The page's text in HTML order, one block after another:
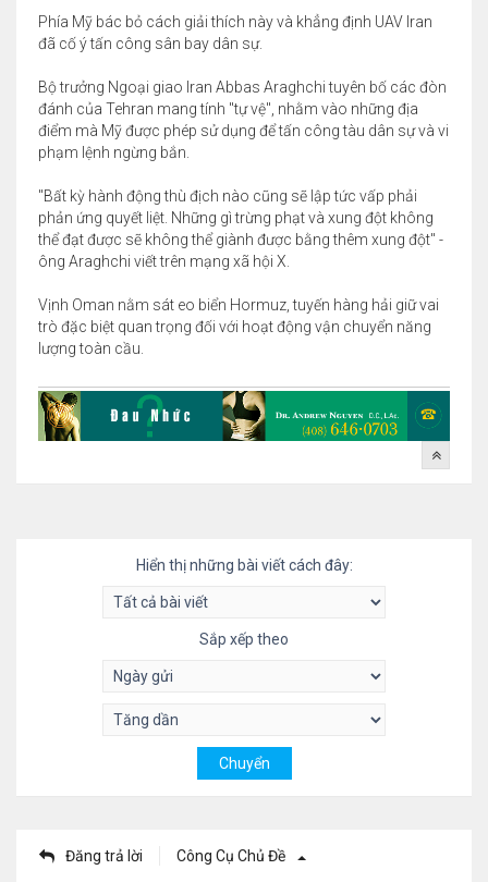
Phía Mỹ bác bỏ cách giải thích này và khẳng định UAV Iran
đã cố ý tấn công sân bay dân sự.
Bộ trưởng Ngoại giao Iran Abbas Araghchi tuyên bố các đòn
đánh của Tehran mang tính "tự vệ", nhằm vào những địa
điểm mà Mỹ được phép sử dụng để tấn công tàu dân sự và vi
phạm lệnh ngừng bắn.
"Bất kỳ hành động thù địch nào cũng sẽ lập tức vấp phải
phản ứng quyết liệt. Những gì trừng phạt và xung đột không
thể đạt được sẽ không thể giành được bằng thêm xung đột" -
ông Araghchi viết trên mạng xã hội X.
Vịnh Oman nằm sát eo biển Hormuz, tuyến hàng hải giữ vai
trò đặc biệt quan trọng đối với hoạt động vận chuyển năng
lượng toàn cầu.
Hiển thị những bài viết cách đây:
Sắp xếp theo
Đăng trả lời Công Cụ Chủ Đề